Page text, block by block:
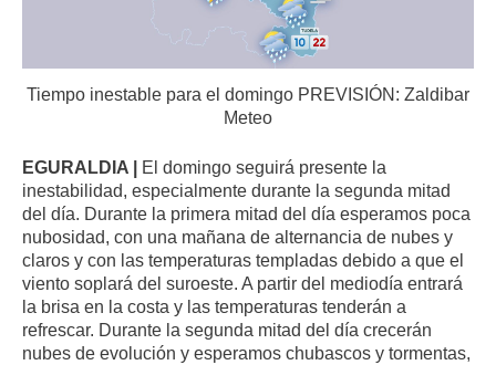
Tiempo inestable para el domingo PREVISIÓN: Zaldibar
Meteo
EGURALDIA |
El domingo seguirá presente la
inestabilidad, especialmente durante la segunda mitad
del día. Durante la primera mitad del día esperamos poca
nubosidad, con una mañana de alternancia de nubes y
claros y con las temperaturas templadas debido a que el
viento soplará del suroeste. A partir del mediodía entrará
la brisa en la costa y las temperaturas tenderán a
refrescar. Durante la segunda mitad del día crecerán
nubes de evolución y esperamos chubascos y tormentas,